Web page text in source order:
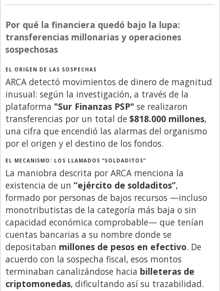
Por qué la financiera quedó bajo la lupa:
transferencias millonarias y operaciones
sospechosas
EL ORIGEN DE LAS SOSPECHAS
ARCA detectó movimientos de dinero de magnitud
inusual: según la investigación, a través de la
plataforma "Sur Finanzas PSP" se realizaron
transferencias por un total de $818.000 millones,
una cifra que encendió las alarmas del organismo
por el origen y el destino de los fondos.
EL MECANISMO: LOS LLAMADOS “SOLDADITOS”
La maniobra descrita por ARCA menciona la
existencia de un “ejército de soldaditos”,
formado por personas de bajos recursos —incluso
monotributistas de la categoría más baja o sin
capacidad económica comprobable— que tenían
cuentas bancarias a su nombre donde se
depositaban millones de pesos en efectivo. De
acuerdo con la sospecha fiscal, esos montos
terminaban canalizándose hacia billeteras de
criptomonedas, dificultando así su trazabilidad.